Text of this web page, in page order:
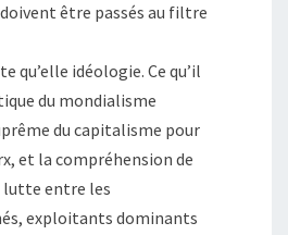
être passés au filtre
qu’elle idéologie. Ce qu’il
du mondialisme
du capitalisme pour
et la compréhension de
lutte entre les
exploitants dominants